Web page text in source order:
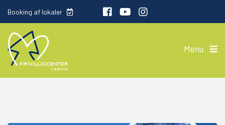
Booking af lokaler
Menu